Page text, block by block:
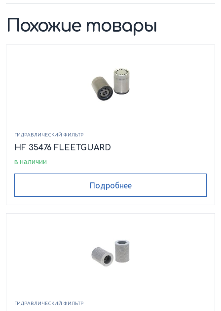
Похожие товары
ГИДРАВЛИЧЕСКИЙ ФИЛЬТР
HF 35476 FLEETGUARD
в наличии
Подробнее
ГИДРАВЛИЧЕСКИЙ ФИЛЬТР